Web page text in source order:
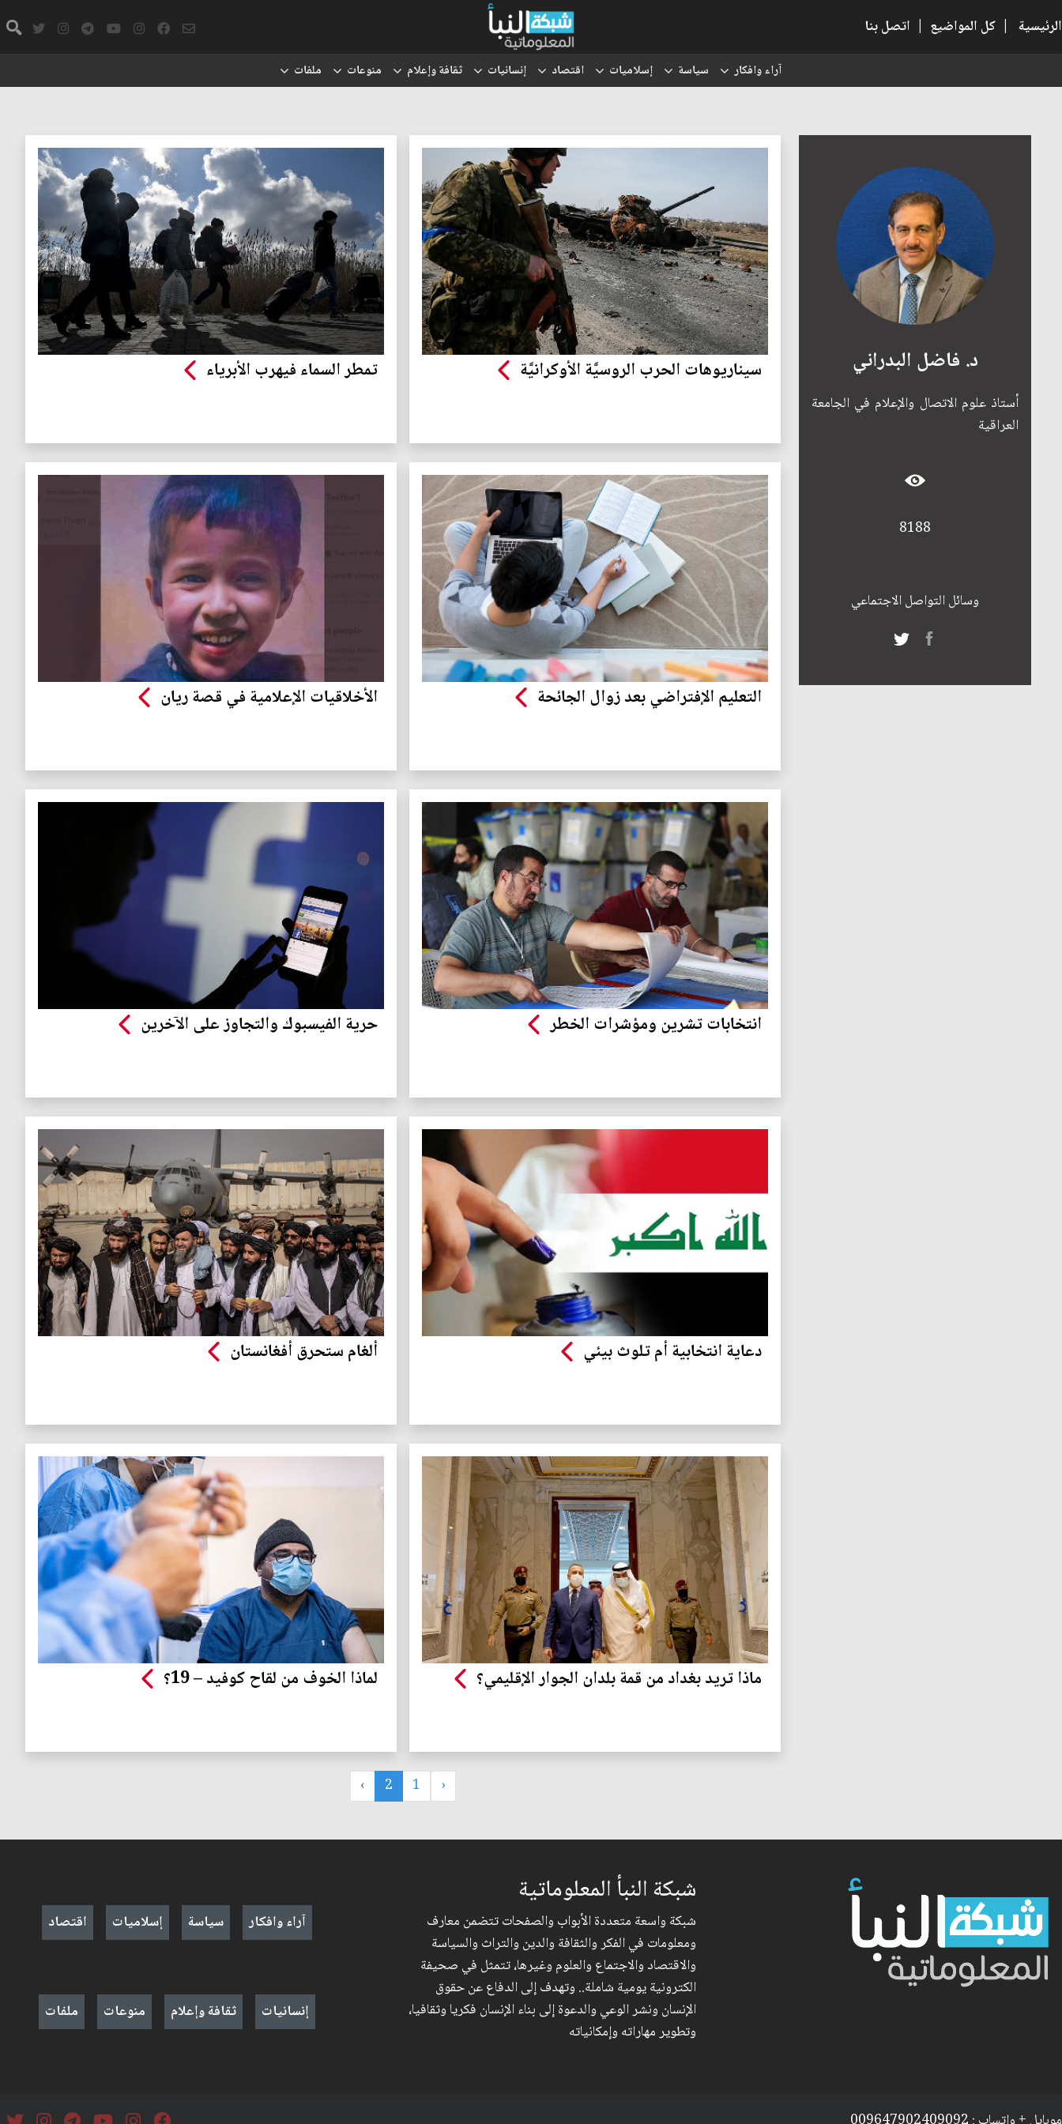
الرئيسية | كل المواضيع | اتصل بنا
آراء وافكار سياسة إسلاميات اقتصاد إنسانيات ثقافة وإعلام منوعات ملفات
د. فاضل البدراني
أستاذ علوم الاتصال والإعلام في الجامعة
العراقية
8188
وسائل التواصل الاجتماعي
سيناريوهات الحرب الروسيَّة الأوكرانيَّة تمطر السماء فيهرب الأبرياء
التعليم الإفتراضي بعد زوال الجائحة الأخلاقيات الإعلامية في قصة ريان
انتخابات تشرين ومؤشرات الخطر حرية الفيسبوك والتجاوز على الآخرين
دعاية انتخابية أم تلوث بيئي ألغام ستحرق أفغانستان
ماذا تريد بغداد من قمة بلدان الجوار الإقليمي؟ لماذا الخوف من لقاح كوفيد – 19؟
‹
1
2
›
شبكة النبأ المعلوماتية
شبكة واسعة متعددة الأبواب والصفحات تتضمن معارف
ومعلومات في الفكر والثقافة والدين والتراث والسياسة
والاقتصاد والاجتماع والعلوم وغيرها، تتمثل في صحيفة
الكترونية يومية شاملة.. وتهدف إلى الدفاع عن حقوق
الإنسان ونشر الوعي والدعوة إلى بناء الإنسان فكريا وثقافيا،
وتطوير مهاراته وإمكانياته
آراء وافكار سياسة إسلاميات اقتصاد
إنسانيات ثقافة وإعلام منوعات ملفات